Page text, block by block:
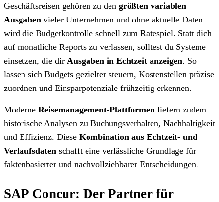
Geschäftsreisen gehören zu den größten variablen
Ausgaben vieler Unternehmen und ohne aktuelle Daten
wird die Budgetkontrolle schnell zum Ratespiel. Statt dich
auf monatliche Reports zu verlassen, solltest du Systeme
einsetzen, die dir Ausgaben in Echtzeit anzeigen. So
lassen sich Budgets gezielter steuern, Kostenstellen präzise
zuordnen und Einsparpotenziale frühzeitig erkennen.
Moderne Reisemanagement-Plattformen liefern zudem
historische Analysen zu Buchungsverhalten, Nachhaltigkeit
und Effizienz. Diese Kombination aus Echtzeit- und
Verlaufsdaten schafft eine verlässliche Grundlage für
faktenbasierter und nachvollziehbarer Entscheidungen.
SAP Concur: Der Partner für